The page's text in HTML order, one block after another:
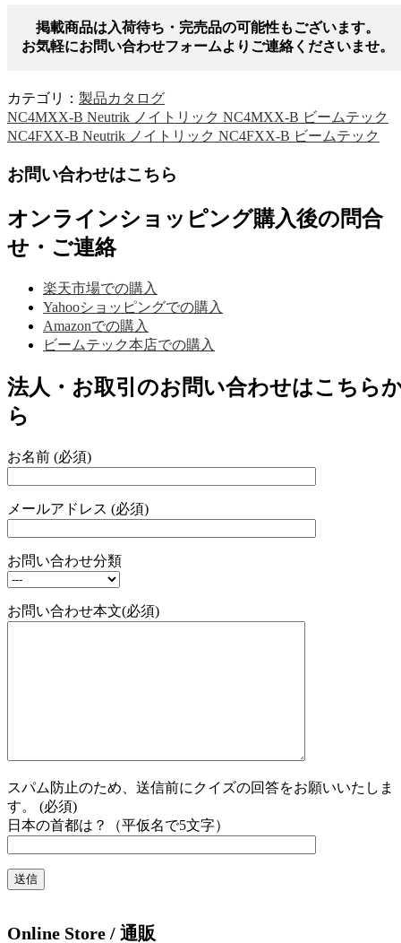
掲載商品は入荷待ち・完売品の可能性もございます。
お気軽にお問い合わせフォームよりご連絡くださいませ。
カテゴリ： 製品カタログ
NC4MXX-B Neutrik ノイトリック NC4MXX-B ビームテック
NC4FXX-B Neutrik ノイトリック NC4FXX-B ビームテック
お問い合わせはこちら
オンラインショッピング購入後の問合
せ・ご連絡
楽天市場での購入
Yahooショッピングでの購入
Amazonでの購入
ビームテック本店での購入
法人・お取引のお問い合わせはこちら
ら
お名前 (必須)
メールアドレス (必須)
お問い合わせ分類
お問い合わせ本文(必須)
スパム防止のため、送信前にクイズの回答をお願いいたしま
す。 (必須)
日本の首都は？（平仮名で5文字）
Online Store / 通販